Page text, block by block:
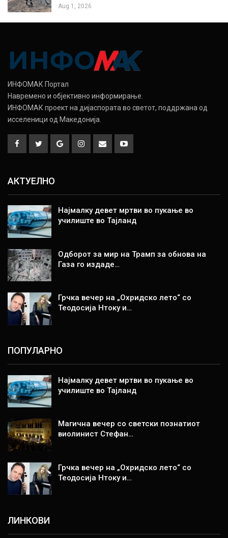
Aug 1, 2026
ИНФОМАК Портал
Навремено и објективно информирање.
ИНФОМАК проект на дијаспората во светот, поддржана од
исселеници од Македонија.
АКТУЕЛНО
Најмалку девет мртви во пукање во
училиште во Тајланд
Одборот за мир на Трамп за обнова на
Газа го издаде…
Грчка вечер на „Охридско лето“ со
Теодосија Нтоку и…
ПОПУЛАРНО
Најмалку девет мртви во пукање во
училиште во Тајланд
Магична вечер со светски познатиот
виолинист Стефан…
Грчка вечер на „Охридско лето“ со
Теодосија Нтоку и…
ЛИНКОВИ